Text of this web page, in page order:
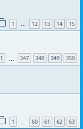
1 … 12 13 14 15
1 347 348 349 350
1 60 61 62 63